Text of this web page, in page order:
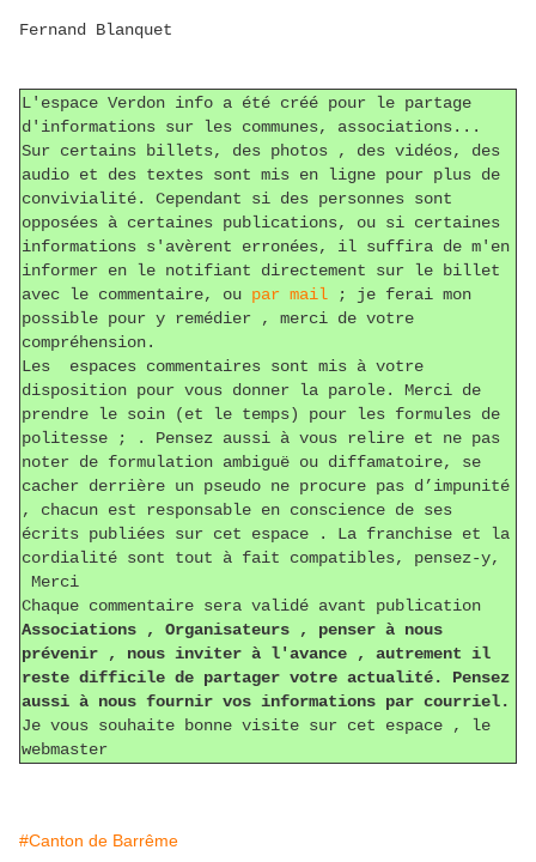
Fernand Blanquet
L'espace Verdon info a été créé pour le partage
d'informations sur les communes, associations...
Sur certains billets, des photos , des vidéos, des
audio et des textes sont mis en ligne pour plus de
convivialité. Cependant si des personnes sont
opposées à certaines publications, ou si certaines
informations s'avèrent erronées, il suffira de m'en
informer en le notifiant directement sur le billet
avec le commentaire, ou par mail ; je ferai mon
possible pour y remédier , merci de votre
compréhension.
Les espaces commentaires sont mis à votre
disposition pour vous donner la parole. Merci de
prendre le soin (et le temps) pour les formules de
politesse ; . Pensez aussi à vous relire et ne pas
noter de formulation ambiguë ou diffamatoire, se
cacher derrière un pseudo ne procure pas d’impunité
, chacun est responsable en conscience de ses
écrits publiées sur cet espace . La franchise et la
cordialité sont tout à fait compatibles, pensez-y,
Merci
Chaque commentaire sera validé avant publication
Associations , Organisateurs , penser à nous
prévenir , nous inviter à l'avance , autrement il
reste difficile de partager votre actualité. Pensez
aussi à nous fournir vos informations par courriel.
Je vous souhaite bonne visite sur cet espace , le
webmaster
#Canton de Barrême